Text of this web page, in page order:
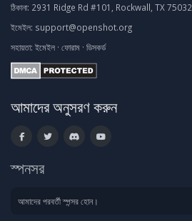
ঠিকানা: 2931 Ridge Rd #101, Rockwall, TX
ইমেইল: support@openshot.org
সহায়তা: ইমেইল · ফোরাম · ডিসকর্ড
আমাদের অনুসরণ করুন
স্পনসর
আমাদের পরবর্তী স্পন্সর হোন।